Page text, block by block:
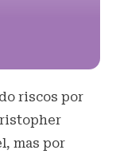
riscos por
mas por